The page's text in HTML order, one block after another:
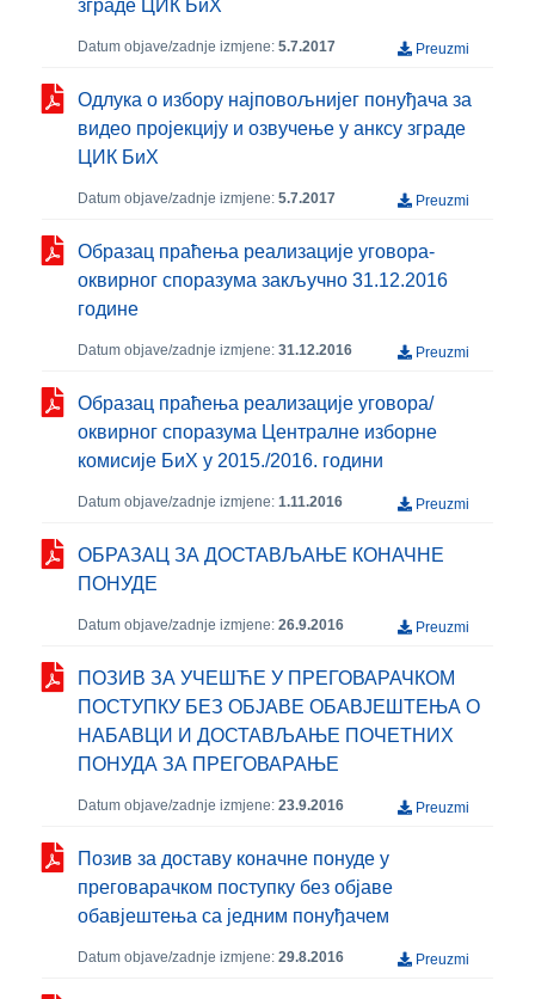
зграде ЦИК БиХ
Datum objave/zadnje izmjene: 5.7.2017 Preuzmi
Одлука о избору најповољнијег понуђача за
видео пројекцију и озвучење у анксу зграде
ЦИК БиХ
Datum objave/zadnje izmjene: 5.7.2017 Preuzmi
Образац праћења реализације уговора-
оквирног споразума закључно 31.12.2016
године
Datum objave/zadnje izmjene: 31.12.2016 Preuzmi
Образац праћења реализације уговора/
оквирног споразума Централне изборне
комисије БиХ у 2015./2016. години
Datum objave/zadnje izmjene: 1.11.2016 Preuzmi
ОБРАЗАЦ ЗА ДОСТАВЉАЊЕ КОНАЧНЕ
ПОНУДЕ
Datum objave/zadnje izmjene: 26.9.2016 Preuzmi
ПОЗИВ ЗА УЧЕШЋЕ У ПРЕГОВАРАЧКОМ
ПОСТУПКУ БЕЗ ОБЈАВЕ ОБАВЈЕШТЕЊА О
НАБАВЦИ И ДОСТАВЉАЊЕ ПОЧЕТНИХ
ПОНУДА ЗА ПРЕГОВАРАЊЕ
Datum objave/zadnje izmjene: 23.9.2016 Preuzmi
Позив за доставу коначне понуде у
преговарачком поступку без објаве
обавјештења са једним понуђачем
Datum objave/zadnje izmjene: 29.8.2016 Preuzmi